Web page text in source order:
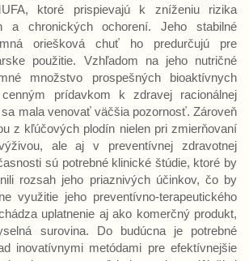
ktoré prispievajú k zníženiu rizika
a chronických ochorení. Jeho stabilné
oriešková chuť ho predurčujú pre
použitie. Vzhľadom na jeho nutričné
množstvo prospešných bioaktívnych
prídavkom k zdravej racionálnej
mala venovať väčšia pozornosť. Zároveň
z kľúčových plodín nielen pri zmierňovaní
ale aj v preventívnej zdravotnej
sú potrebné klinické štúdie, ktoré by
rozsah jeho priaznivých účinkov, čo by
využitie jeho preventívno-terapeutického
uplatnenie aj ako komerčný produkt,
surovina. Do budúcna je potrebné
inovatívnymi metódami pre efektívnejšie